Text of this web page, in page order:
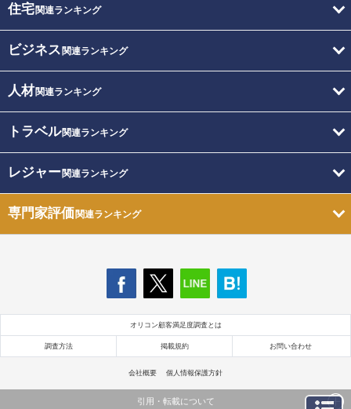
住宅関連ランキング
ビジネス 関連ランキング
人材関連ランキング
トラベル関連ランキング
レジャー関連ランキング
専門家評価関連ランキング
オリコン顧客満足度調査とは
調査方法 掲載規約 お問い合わせ
会社概要 個人情報保護方針
引用・転載について